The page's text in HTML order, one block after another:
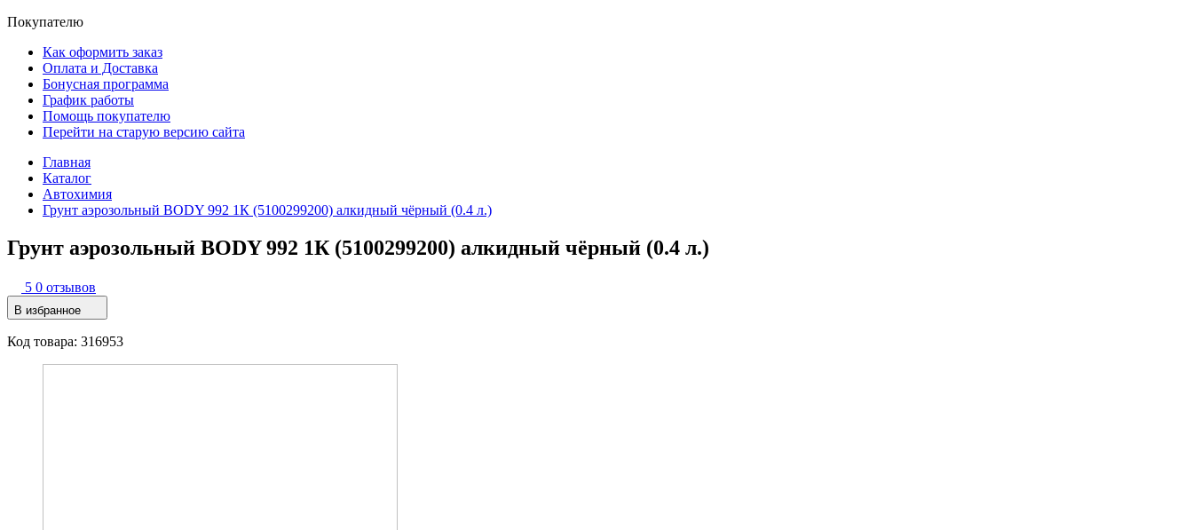
Покупателю
Как оформить заказ
Оплата и Доставка
Бонусная программа
График работы
Помощь покупателю
Перейти на старую версию сайта
Главная
Каталог
Автохимия
Грунт аэрозольный BODY 992 1К (5100299200) алкидный чёрный (0.4 л.)
Грунт аэрозольный BODY 992 1К (5100299200) алкидный чёрный (0.4 л.)
5 0 отзывов
В избранное
Код товара: 316953